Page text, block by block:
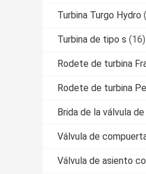
Turbina Turgo Hydro
Turbina de tipo s (16)
Rodete de turbina
Rodete de turbina
Brida de la válvula
Válvula de
Válvula de asiento